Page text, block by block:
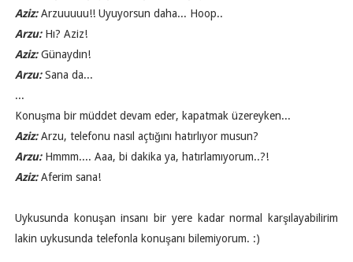
Aziz:Arzuuuuu!! Uyuyorsun daha... Hoop..
Arzu:Hı? Aziz!
Aziz:Günaydın!
Arzu:Sana da...
...
Konuşma bir müddet devam eder, kapatmak üzereyken...
Aziz:Arzu, telefonu nasıl açtığını hatırlıyor musun?
Arzu:Hmmm.... Aaa, bi dakika ya, hatırlamıyorum..?!
Aziz:Aferim sana!
Uykusunda konuşan insanı bir yere kadar normal karşılayabilirim
lakin uykusunda telefonla konuşanı bilemiyorum. :)